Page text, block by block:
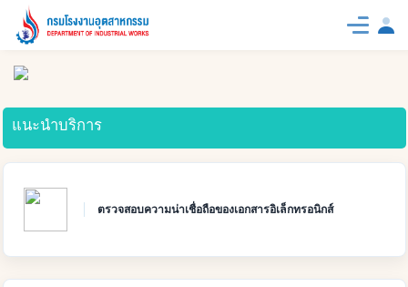
แนะนำบริการ
ตรวจสอบความน่าเชื่อถือของเอกสารอิเล็กทรอนิกส์